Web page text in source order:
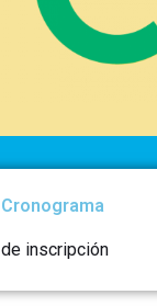
Cronograma
de inscripción